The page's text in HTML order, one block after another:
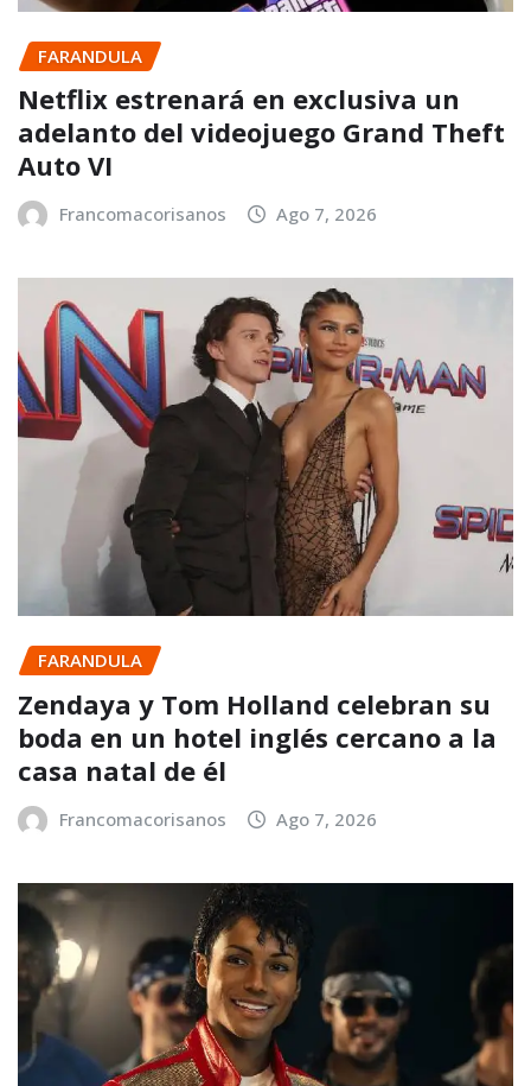
FARANDULA
Netflix estrenará en exclusiva un
adelanto del videojuego Grand Theft
Auto VI
Francomacorisanos Ago 7, 2026
FARANDULA
Zendaya y Tom Holland celebran su
boda en un hotel inglés cercano a la
casa natal de él
Francomacorisanos Ago 7, 2026